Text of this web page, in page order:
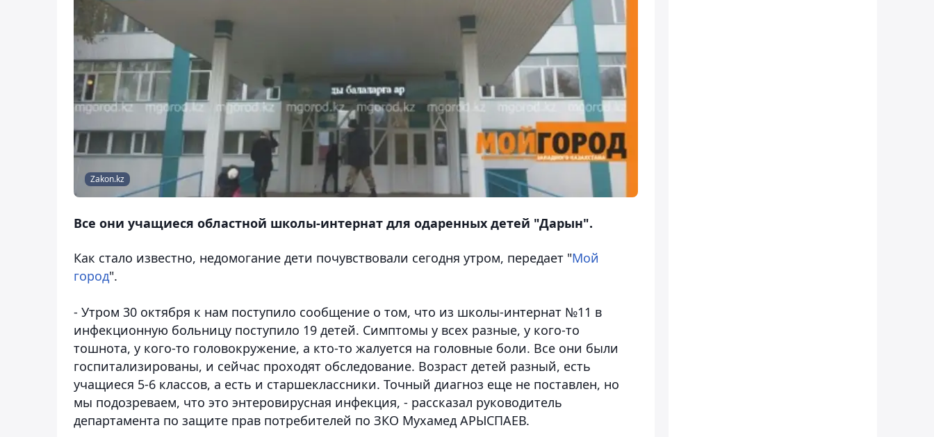
Zakon.kz
Все они учащиеся областной школы-интернат для одаренных детей "Дарын".
Как стало известно, недомогание дети почувствовали сегодня утром, передает "Мой
город".
- Утром 30 октября к нам поступило сообщение о том, что из школы-интернат №11 в
инфекционную больницу поступило 19 детей. Симптомы у всех разные, у кого-то
тошнота, у кого-то головокружение, а кто-то жалуется на головные боли. Все они были
госпитализированы, и сейчас проходят обследование. Возраст детей разный, есть
учащиеся 5-6 классов, а есть и старшеклассники. Точный диагноз еще не поставлен, но
мы подозреваем, что это энтеровирусная инфекция, - рассказал руководитель
департамента по защите прав потребителей по ЗКО Мухамед АРЫСПАЕВ.